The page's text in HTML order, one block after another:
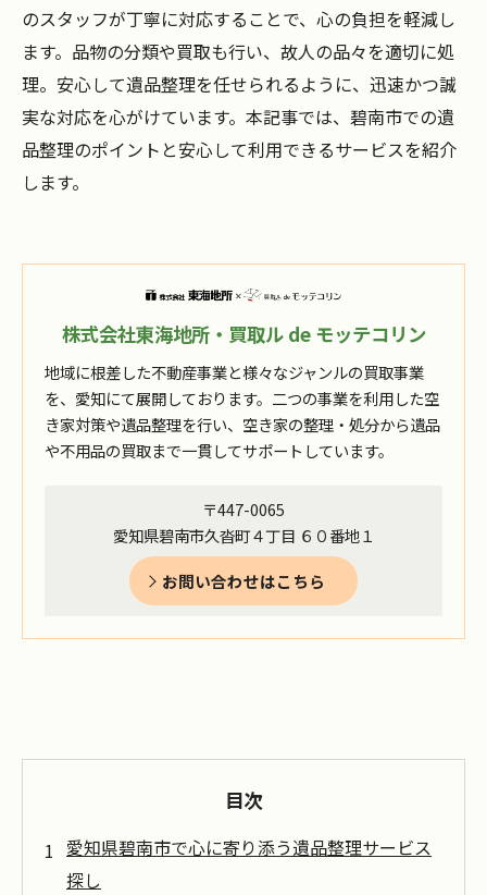
のスタッフが丁寧に対応することで、心の負担を軽減し
ます。品物の分類や買取も行い、故人の品々を適切に処
理。安心して遺品整理を任せられるように、迅速かつ誠
実な対応を心がけています。本記事では、碧南市での遺
品整理のポイントと安心して利用できるサービスを紹介
します。
株式会社東海地所・買取ル de モッテコリン
地域に根差した不動産事業と様々なジャンルの買取事業
を、愛知にて展開しております。二つの事業を利用した空
き家対策や遺品整理を行い、空き家の整理・処分から遺品
や不用品の買取まで一貫してサポートしています。
〒447-0065
愛知県碧南市久沓町４丁目 ６０番地１
お問い合わせはこちら
目次
愛知県碧南市で心に寄り添う遺品整理サービス
探し